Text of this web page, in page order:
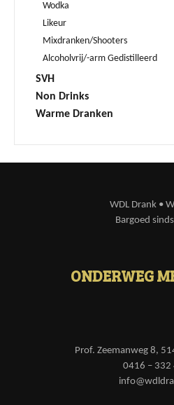
Wodka
Likeur
Mixdranken/Shooters
Alcoholvrij/-arm Gedistilleerd
SVH
Non Drinks
Warme Dranken
WDL Drank •
Bargoed
ONDERWEG
Prof. Zeemanweg 8,
0416 – 332